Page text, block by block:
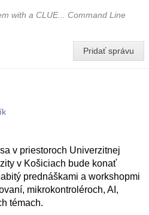
with a CLUE... Command Line
Pridať správu
v priestoroch Univerzitnej
v Košiciach bude konať
prednáškami a workshopmi
mikrokontroléroch, AI,
témach.